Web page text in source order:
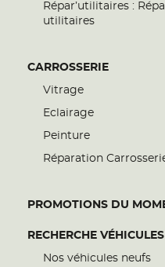
Répar’utilitaires :
utilitaires
CARROSSERIE
Vitrage
Eclairage
Peinture
Réparation
PROMOTIONS DU
RECHERCHE VÉHICULES
Nos véhicules neufs